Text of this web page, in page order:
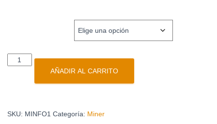
AÑADIR AL CARRITO
SKU: MINFO1 Categoría: Miner